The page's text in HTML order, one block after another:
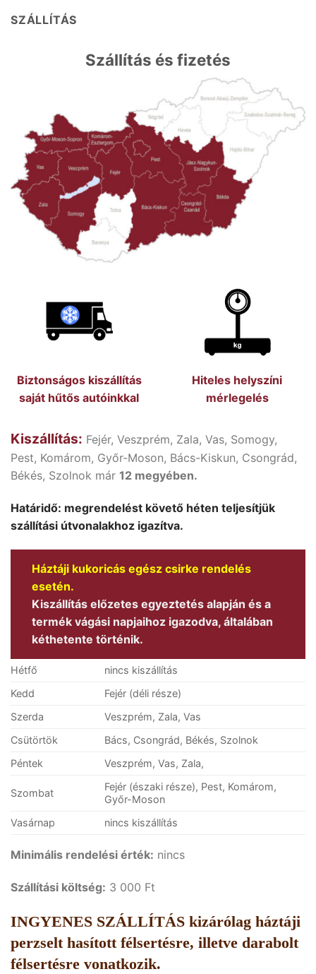
SZÁLLÍTÁS
Szállítás és fizetés
Biztonságos kiszállítás
saját hűtős autóinkkal
Hiteles helyszíni
mérlegelés
Kiszállítás: Fejér, Veszprém, Zala, Vas, Somogy,
Pest, Komárom, Győr-Moson, Bács-Kiskun, Csongrád,
Békés, Szolnok már 12 megyében.
Határidő: megrendelést követő héten teljesítjük
szállítási útvonalakhoz igazítva.
Háztáji kukoricás egész csirke rendelés
esetén.
Kiszállítás előzetes egyeztetés alapján és a
termék vágási napjaihoz igazodva, általában
kéthetente történik.
Hétfő
nincs kiszállítás
Kedd
Fejér (déli része)
Szerda
Veszprém, Zala, Vas
Csütörtök
Bács, Csongrád, Békés, Szolnok
Péntek
Veszprém, Vas, Zala,
Szombat
Fejér (északi része), Pest, Komárom,
Győr-Moson
Vasárnap
nincs kiszállítás
Minimális rendelési érték: nincs
Szállítási költség: 3 000 Ft
INGYENES SZÁLLÍTÁS kizárólag háztáji
perzselt hasított félsertésre, illetve darabolt
félsertésre vonatkozik.